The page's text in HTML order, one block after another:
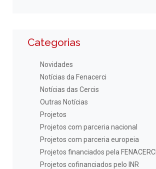
Categorias
Novidades
Notícias da Fenacerci
Notícias das Cercis
Outras Notícias
Projetos
Projetos com parceria nacional
Projetos com parceria europeia
Projetos financiados pela FENACERCI
Projetos cofinanciados pelo INR